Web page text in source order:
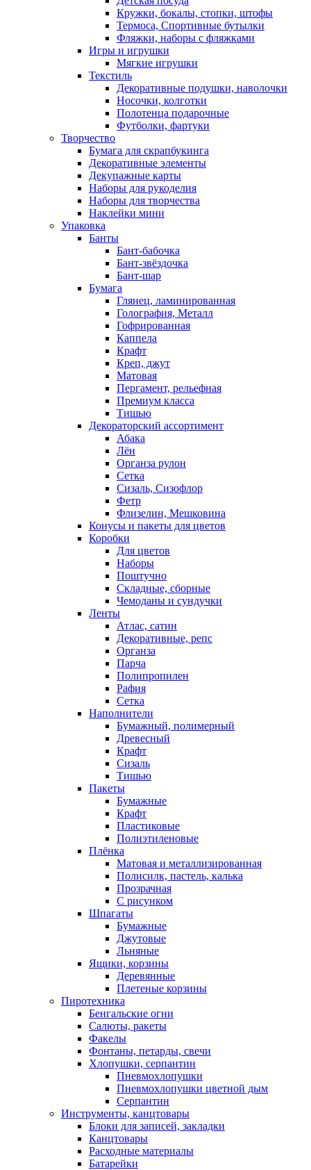
Кружки, бокалы, стопки, штофы
Термоса, Спортивные бутылки
Фляжки, наборы с фляжками
Игры и игрушки
Мягкие игрушки
Текстиль
Декоративные подушки, наволочки
Носочки, колготки
Полотенца подарочные
Футболки, фартуки
Творчество
Бумага для скрапбукинга
Декоративные элементы
Декупажные карты
Наборы для рукоделия
Наборы для творчества
Наклейки мини
Упаковка
Банты
Бант-бабочка
Бант-звёздочка
Бант-шар
Бумага
Глянец, ламинированная
Голография, Металл
Гофрированная
Каппела
Крафт
Креп, джут
Матовая
Пергамент, рельефная
Премиум класса
Тишью
Декораторский ассортимент
Абака
Лён
Органза рулон
Сетка
Сизаль, Сизофлор
Фетр
Флизелин, Мешковина
Конусы и пакеты для цветов
Коробки
Для цветов
Наборы
Поштучно
Складные, сборные
Чемоданы и сундучки
Ленты
Атлас, сатин
Декоративные, репс
Органза
Парча
Полипропилен
Рафия
Сетка
Наполнители
Бумажный, полимерный
Древесный
Крафт
Сизаль
Тишью
Пакеты
Бумажные
Крафт
Пластиковые
Полиэтиленовые
Плёнка
Матовая и металлизированная
Полисилк, пастель, калька
Прозрачная
С рисунком
Шпагаты
Бумажные
Джутовые
Льняные
Ящики, корзины
Деревянные
Плетеные корзины
Пиротехника
Бенгальские огни
Салюты, ракеты
Факелы
Фонтаны, петарды, свечи
Хлопушки, серпантин
Пневмохлопушки
Пневмохлопушки цветной дым
Серпантин
Инструменты, канцтовары
Блоки для записей, закладки
Канцтовары
Расходные материалы
Батарейки